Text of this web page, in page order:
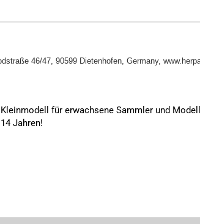
46/47, 90599 Dietenhofen, Germany,
für erwachsene Sammler und
Jahren!